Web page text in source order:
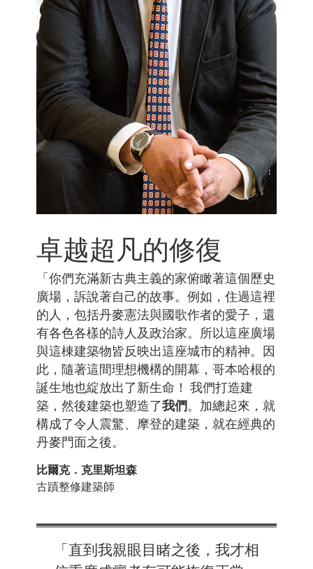
卓越超凡的修復
「你們充滿新古典主義的家俯瞰著這個歷史
廣場，訴說著自己的故事。例如，住過這裡
的人，包括丹麥憲法與國歌作者的愛子，還
有各色各樣的詩人及政治家。所以這座廣場
與這棟建築物皆反映出這座城市的精神。因
此，隨著這間理想機構的開幕，哥本哈根的
誕生地也綻放出了新生命！ 我們打造建
築，然後建築也塑造了我們。加總起來，就
構成了令人震驚、摩登的建築，就在經典的
丹麥門面之後。
比爾克．克里斯坦森
古蹟整修建築師
「直到我親眼目睹之後，我才相